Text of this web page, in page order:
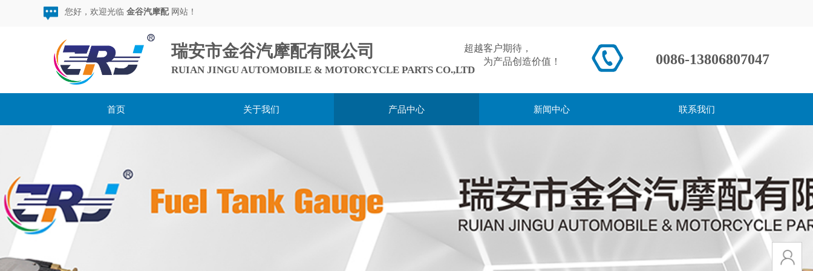
0086-13806807047
您好，欢迎光临 金谷汽摩配网站！
瑞安市金谷汽摩配有限公司
超越客户期待，
为产品创造价值！
RUIAN JINGU AUTOMOBILE & MOTORCYCLE PARTS CO.,LTD
首页 关于我们 产品中心 新闻中心 联系我们
用心服务，超越期待， 产品